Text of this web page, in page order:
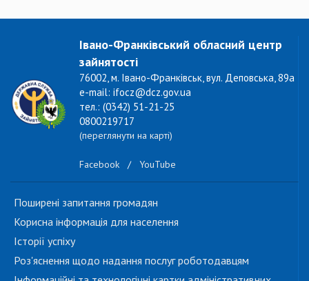
Івано-Франківський обласний центр
зайнятості
76002, м. Івано-Франківськ, вул. Деповська, 89а
e-mail: ifocz@dcz.gov.ua
тел.: (0342) 51-21-25
0800219717
(переглянути на карті)
Facebook / YouTube
Поширені запитання громадян
Корисна інформація для населення
Історії успіху
Роз'яснення щодо надання послуг роботодавцям